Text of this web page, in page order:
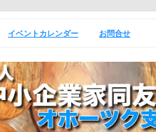
イベントカレンダー お問合せ